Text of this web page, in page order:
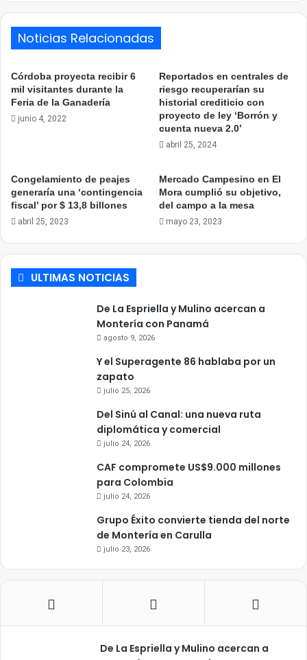
Noticias Relacionadas
Córdoba proyecta recibir 6
mil visitantes durante la
Feria de la Ganadería
junio 4, 2022
Reportados en centrales de
riesgo recuperarían su
historial crediticio con
proyecto de ley ‘Borrón y
cuenta nueva 2.0’
abril 25, 2024
Congelamiento de peajes
generaría una ‘contingencia
fiscal’ por $ 13,8 billones
abril 25, 2023
Mercado Campesino en El
Mora cumplió su objetivo,
del campo a la mesa
mayo 23, 2023
ULTIMAS NOTICIAS
De La Espriella y Mulino acercan a
Montería con Panamá
agosto 9, 2026
Y el Superagente 86 hablaba por un
zapato
julio 25, 2026
Del Sinú al Canal: una nueva ruta
diplomática y comercial
julio 24, 2026
CAF compromete US$9.000 millones
para Colombia
julio 24, 2026
Grupo Éxito convierte tienda del norte
de Montería en Carulla
julio 23, 2026
De La Espriella y Mulino acercan a